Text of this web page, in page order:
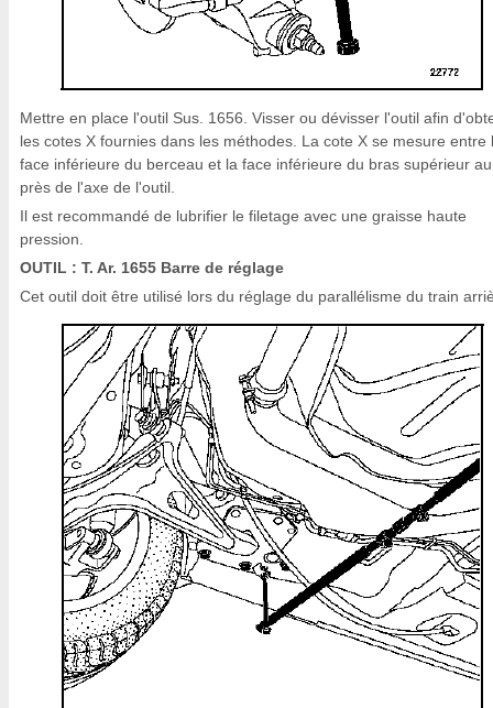
Mettre en place l'outil Sus. 1656. Visser ou dévisser l'outil afin
les cotes X fournies dans les méthodes. La cote X se mesure entre
face inférieure du berceau et la face inférieure du bras supérieur
près de l'axe de l'outil.
Il est recommandé de lubrifier le filetage avec une graisse haute
pression.
OUTIL : T. Ar. 1655 Barre de réglage
Cet outil doit être utilisé lors du réglage du parallélisme du train